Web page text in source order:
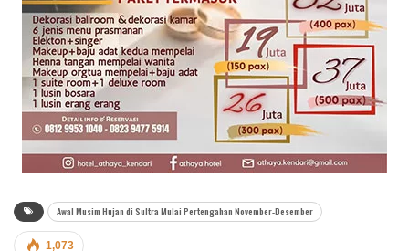
Awal Musim Hujan di Sultra Mulai Pertengahan November-Desember
1,073